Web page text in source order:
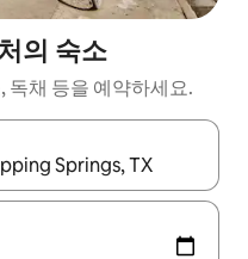
의 숙소
독채 등을 예약하세요.
사용하거나 터치 또는 스와이